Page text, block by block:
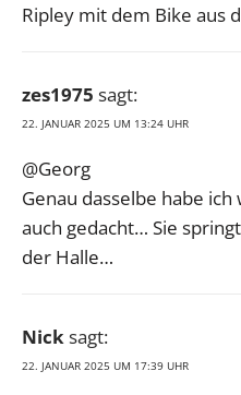
Ripley mit dem Bike aus
zes1975 sagt:
22. JANUAR 2025 UM 13:24 UHR
@Georg
Genau dasselbe habe
auch gedacht… Sie
der Halle…
Nicksagt:
22. JANUAR 2025 UM 17:39 UHR